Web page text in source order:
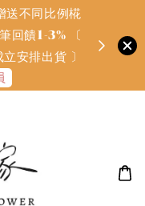
送不同比例椛
回饋1-3% 〔
安排出貨 〕